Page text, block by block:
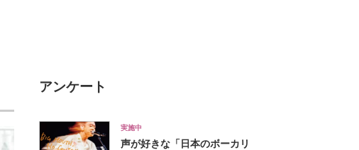
アンケート
実施中
声が好きな「日本のボーカリ